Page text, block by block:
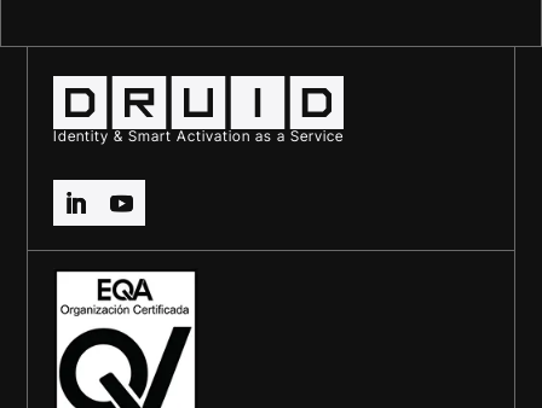
Identity & Smart Activation as a Service